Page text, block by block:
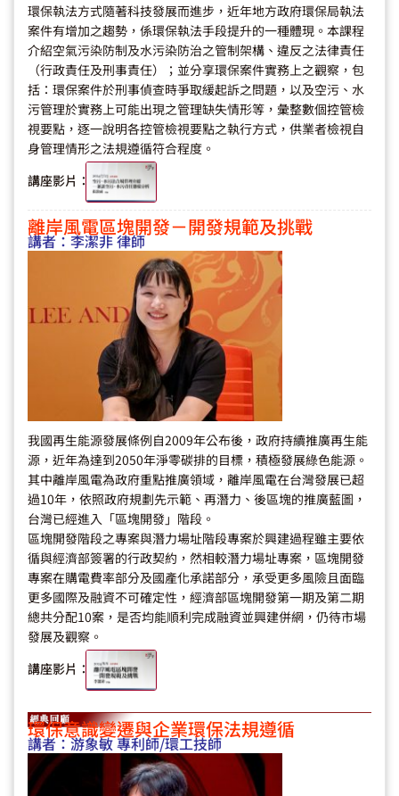
環保執法方式隨著科技發展而進步，近年地方政府環保局執法
案件有增加之趨勢，係環保執法手段提升的一種體現。本課程
介紹空氣污染防制及水污染防治之管制架構、違反之法律責任
（行政責任及刑事責任）；並分享環保案件實務上之觀察，包
括：環保案件於刑事偵查時爭取緩起訴之問題，以及空污、水
污管理於實務上可能出現之管理缺失情形等，彙整數個控管檢
視要點，逐一說明各控管檢視要點之執行方式，供業者檢視自
身管理情形之法規遵循符合程度。
講座影片：
離岸風電區塊開發－開發規範及挑戰
講者：李潔非 律師
我國再生能源發展條例自2009年公布後，政府持續推廣再生能
源，近年為達到2050年淨零碳排的目標，積極發展綠色能源。
其中離岸風電為政府重點推廣領域，離岸風電在台灣發展已超
過10年，依照政府規劃先示範、再潛力、後區塊的推廣藍圖，
台灣已經進入「區塊開發」階段。
區塊開發階段之專案與潛力場址階段專案於興建過程雖主要依
循與經濟部簽署的行政契約，然相較潛力場址專案，區塊開發
專案在購電費率部分及國產化承諾部分，承受更多風險且面臨
更多國際及融資不可確定性，經濟部區塊開發第一期及第二期
總共分配10案，是否均能順利完成融資並興建併網，仍待市場
發展及觀察。
講座影片：
環保意識變遷與企業環保法規遵循
講者：游象敏 專利師/環工技師